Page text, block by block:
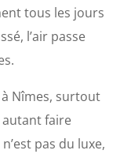
tous les jours
l’air passe
à Nîmes, surtout
autant faire
pas du luxe,